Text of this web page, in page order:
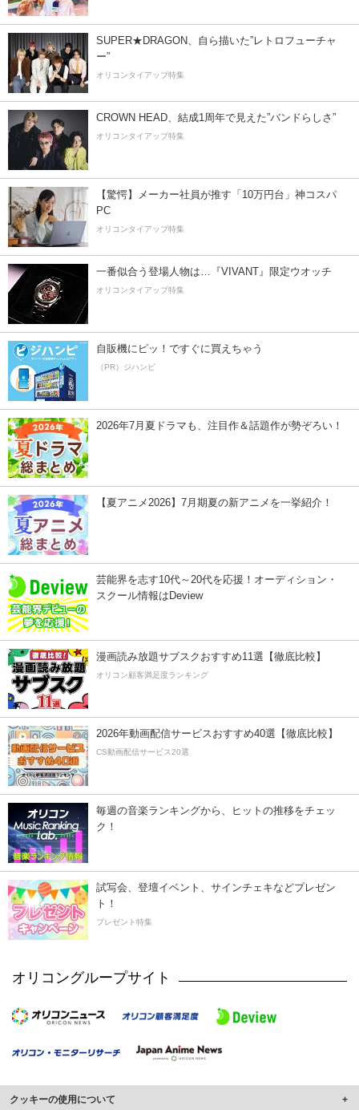
SUPER★DRAGON、自ら描いた”レトロフューチャ
ー”
オリコンタイアップ特集
CROWN HEAD、結成1周年で見えた”バンドらしさ”
オリコンタイアップ特集
【驚愕】メーカー社員が推す「10万円台」神コスパ
PC
オリコンタイアップ特集
一番似合う登場人物は…『VIVANT』限定ウオッチ
オリコンタイアップ特集
自販機にピッ！ですぐに買えちゃう
（PR）ジハンピ
2026年7月夏ドラマも、注目作＆話題作が勢ぞろい！
【夏アニメ2026】7月期夏の新アニメを一挙紹介！
芸能界を志す10代～20代を応援！オーディション・
スクール情報はDeview
漫画読み放題サブスクおすすめ11選【徹底比較】
オリコン顧客満足度ランキング
2026年動画配信サービスおすすめ40選【徹底比較】
CS動画配信サービス20選
毎週の音楽ランキングから、ヒットの推移をチェッ
ク！
試写会、登壇イベント、サインチェキなどプレゼン
ト！
プレゼント特集
オリコングループサイト
クッキーの使用について